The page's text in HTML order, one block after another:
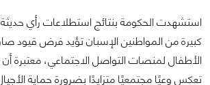
استشهدت الحكومة بنتائج استطلاعات رأي
كبيرة من المواطنين الإسبان تؤيد فرض قيود
الأطفال لمنصات التواصل الاجتماعي، معتبرة
تعكس وعيًا مجتمعيًا متزايدًا بضرورة حماية